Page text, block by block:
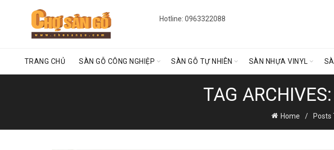
Hotline: 0963322088
TRANG CHỦ SÀN GỖ CÔNG NGHIỆP SÀN GỖ TỰ NHIÊN SÀN NHỰA VINYL
TAG
Home Posts